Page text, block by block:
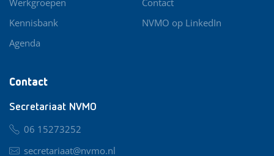
Contact
Secretariaat NVMO
06 15273252
secretariaat@nvmo.nl
Kennisbank
Agenda
NVMO op LinkedIn